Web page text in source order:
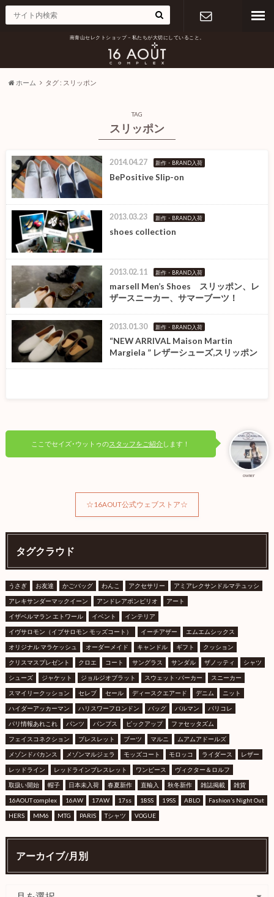
南青山セレクトショップ – 私たちが大切にしていること。
ホーム タグ : スリッポン
TAG
スリッポン
2014.04.27 新作・BRAND入荷
BePositive Slip-on
2013.03.23 新作・BRAND入荷
shoes collection
2013.02.11 新作・BRAND入荷
marsell Men’s Shoes スリッポン、レ
ザースニーカー、サマーブーツ！
2013.01.30 新作・BRAND入荷
“NEW ARRIVAL Maison Martin
Margiela ” レザーシューズ,スリッポン
owner
ここでセイズ･ウットゥのスタッフをご紹介します！
☆16AOUT公式ウェブストア☆
タグクラウド
うさぎ お友達 かごバッグ わんこ アクセサリー アミアレクサンドルマテュッシ
アレキサンダーマックイーン アンドレアポンピリオ アート
イザベルマラン エトワール イベント インテリア
イヴサロモン（イブサロモン モッズコート） イーチアザー エムエムシックス
オリジナル マラケッシュ オーダーメイド キャンドル ギフト クッション
クリスマスプレゼント クロエ コート サングラス サンダル ザノッティ シャツ
シューズ ジャケット ジョルジオブラット スウェット･パーカー スニーカー
スマイリークッション セレブ セール ディースクエアード デニム ニット
ハイダーアッカーマン ハリスワーフロンドン バッグ バルマン パリコレ
パリ情報あれこれ パンツ パンプス ピックアップ ファセッタズム
フェイスコネクション ブレスレット ブーツ マルニ ムアムアドールズ
メゾンドバカンス メゾンマルジェラ モッズコート モロッコ ライダース レザー
レッドライン レッドラインブレスレット ワンピース ヴィクター＆ロルフ
取扱い開始 帽子 日本未入荷 春夏新作 直輸入 秋冬新作 雑誌掲載 雑貨
16AOUT complex 16AW 17AW 17ss 18SS 19SS ABLO Fashion’s Night Out
HERS MM6 MTG PARIS Tシャツ VOGUE
アーカイブ/月別